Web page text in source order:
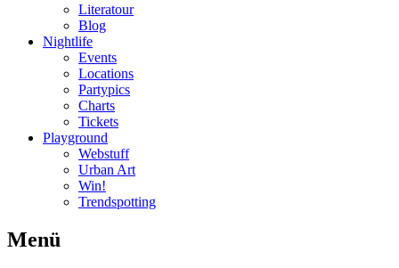
Literatour
Blog
Nightlife
Events
Locations
Partypics
Charts
Tickets
Playground
Webstuff
Urban Art
Win!
Trendspotting
Menü